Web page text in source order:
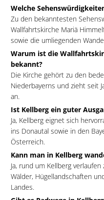
Welche
Zu den bekanntesten
Wallfahrtskirche Mariä
sowie die umliegenden
Warum ist die
bekannt?
Die Kirche gehört zu den
Niederbayerns und zieht seit
an.
Ist Kellberg ein guter
Ja, Kellberg eignet sich
ins Donautal sowie in den
Österreich.
Kann man in Kellberg
Ja, rund um Kellberg
Wälder, Hügellandschaften
Landes.